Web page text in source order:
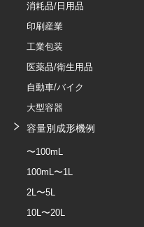
消耗品/日用品
印刷産業
工業包装
医薬品/衛生用品
自動車/バイク
大型容器
容量別成形機例
〜100mL
100mL〜1L
2L〜5L
10L〜20L